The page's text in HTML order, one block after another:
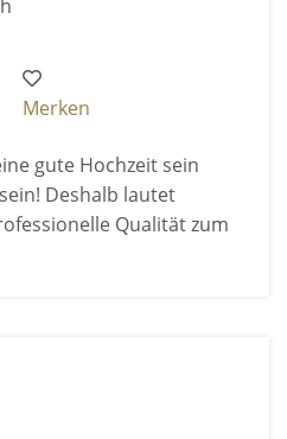
Merken
gute Hochzeit sein
Deshalb lautet
Qualität zum